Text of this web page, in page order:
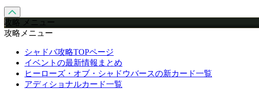
攻略 メニュー
攻略メニュー
シャドバ攻略TOPページ
イベントの最新情報まとめ
ヒーローズ・オブ・シャドウバースの新カード一覧
アディショナルカード一覧